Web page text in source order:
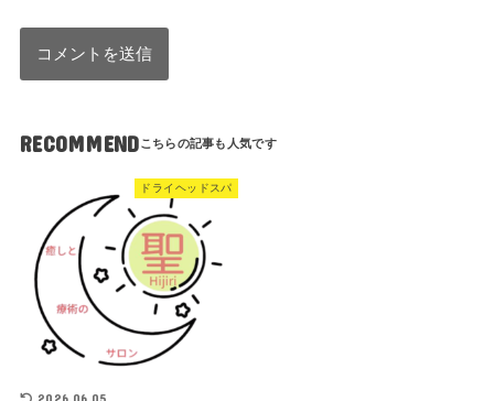
RECOMMEND
ドライヘッドスパ
2026.06.05